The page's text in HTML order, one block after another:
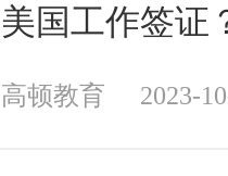
美国工作签证
高顿教育 2023-